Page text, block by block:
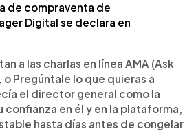
de compraventa de
Digital se declara en
a las charlas en línea AMA (Ask
o Pregúntale lo que quieras a
el director general como la
confianza en él y en la plataforma,
hasta días antes de congelar